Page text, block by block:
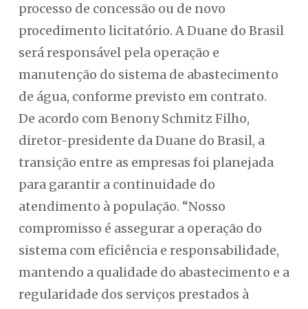
processo de concessão ou de novo
procedimento licitatório. A Duane do Brasil
será responsável pela operação e
manutenção do sistema de abastecimento
de água, conforme previsto em contrato.
De acordo com Benony Schmitz Filho,
diretor-presidente da Duane do Brasil, a
transição entre as empresas foi planejada
para garantir a continuidade do
atendimento à população. “Nosso
compromisso é assegurar a operação do
sistema com eficiência e responsabilidade,
mantendo a qualidade do abastecimento e a
regularidade dos serviços prestados à